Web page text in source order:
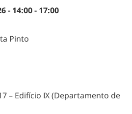
- 14:00- 17:00
Pinto
– Edifício IX (Departamento de